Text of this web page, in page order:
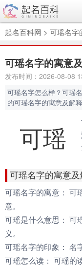
起名百科网 > 可瑶名字
可瑶名字的寓意
发布时间：2026-08-08
可瑶名字怎么样？可瑶
的可瑶名字的寓意及解
可瑶
可瑶名字的寓意
可瑶名字的寓意： 可
意。
可瑶是什么意思： 可
义。
可瑶名字的印象： 名
可瑶怎么读： 可瑶的